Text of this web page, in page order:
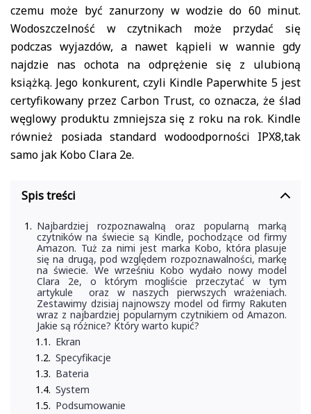
czemu może być zanurzony w wodzie do 60 minut.
Wodoszczelność w czytnikach może przydać się
podczas wyjazdów, a nawet kąpieli w wannie gdy
najdzie nas ochota na odprężenie się z ulubioną
książką. Jego konkurent, czyli Kindle Paperwhite 5 jest
certyfikowany przez Carbon Trust, co oznacza, że ślad
węglowy produktu zmniejsza się z roku na rok. Kindle
również posiada standard wodoodporności IPX8,tak
samo jak Kobo Clara 2e.
Spis treści
Najbardziej rozpoznawalną oraz popularną marką
czytników na świecie są Kindle, pochodzące od firmy
Amazon. Tuż za nimi jest marka Kobo, która plasuje
się na drugą, pod względem rozpoznawalności, markę
na świecie. We wrześniu Kobo wydało nowy model
Clara 2e, o którym mogliście przeczytać w tym
artykule oraz w naszych pierwszych wrażeniach.
Zestawimy dzisiaj najnowszy model od firmy Rakuten
wraz z najbardziej popularnym czytnikiem od Amazon.
Jakie są różnice? Który warto kupić?
Ekran
Specyfikacje
Bateria
System
Podsumowanie